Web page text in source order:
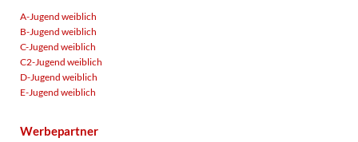
A-Jugend weiblich
B-Jugend weiblich
C-Jugend weiblich
C2-Jugend weiblich
D-Jugend weiblich
E-Jugend weiblich
Werbepartner